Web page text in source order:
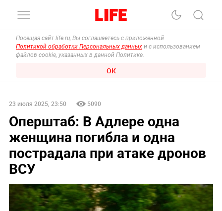
Посещая сайт life.ru, Вы соглашаетесь с приложенной
Политикой обработки Персональных данных и с использованием
файлов cookie, указанных в данной Политике.
ОК
23 июля 2025, 23:50 5090
Оперштаб: В Адлере одна
женщина погибла и одна
пострадала при атаке дронов
ВСУ